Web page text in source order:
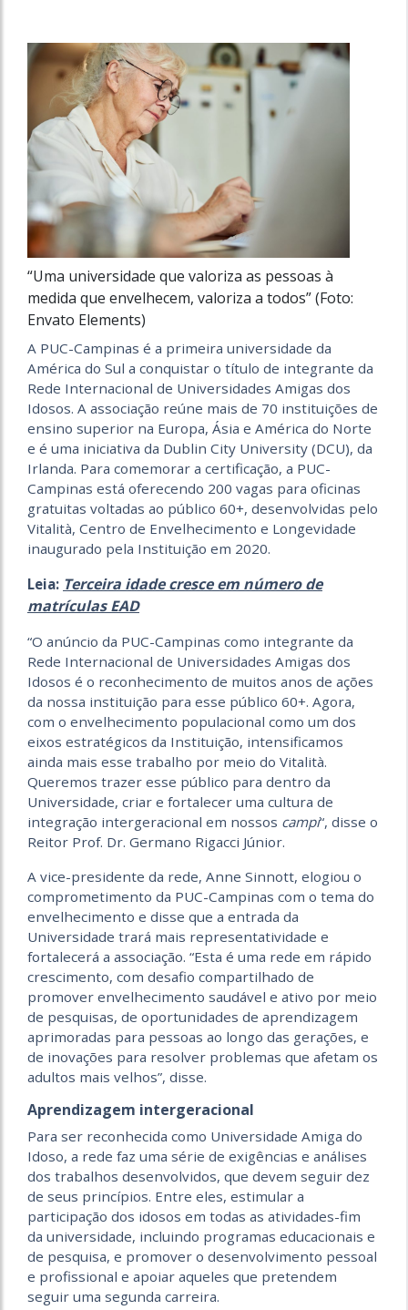
“Uma universidade que valoriza as pessoas à
medida que envelhecem, valoriza a todos” (Foto:
Envato Elements)
A PUC-Campinas é a primeira universidade da
América do Sul a conquistar o título de integrante da
Rede Internacional de Universidades Amigas dos
Idosos. A associação reúne mais de 70 instituições de
ensino superior na Europa, Ásia e América do Norte
e é uma iniciativa da Dublin City University (DCU), da
Irlanda. Para comemorar a certificação, a PUC-
Campinas está oferecendo 200 vagas para oficinas
gratuitas voltadas ao público 60+, desenvolvidas pelo
Vitalità, Centro de Envelhecimento e Longevidade
inaugurado pela Instituição em 2020.
Leia: Terceira idade cresce em número de
matrículas EAD
“O anúncio da PUC-Campinas como integrante da
Rede Internacional de Universidades Amigas dos
Idosos é o reconhecimento de muitos anos de ações
da nossa instituição para esse público 60+. Agora,
com o envelhecimento populacional como um dos
eixos estratégicos da Instituição, intensificamos
ainda mais esse trabalho por meio do Vitalità.
Queremos trazer esse público para dentro da
Universidade, criar e fortalecer uma cultura de
integração intergeracional em nossos campi“, disse o
Reitor Prof. Dr. Germano Rigacci Júnior.
A vice-presidente da rede, Anne Sinnott, elogiou o
comprometimento da PUC-Campinas com o tema do
envelhecimento e disse que a entrada da
Universidade trará mais representatividade e
fortalecerá a associação. “Esta é uma rede em rápido
crescimento, com desafio compartilhado de
promover envelhecimento saudável e ativo por meio
de pesquisas, de oportunidades de aprendizagem
aprimoradas para pessoas ao longo das gerações, e
de inovações para resolver problemas que afetam os
adultos mais velhos”, disse.
Aprendizagem intergeracional
Para ser reconhecida como Universidade Amiga do
Idoso, a rede faz uma série de exigências e análises
dos trabalhos desenvolvidos, que devem seguir dez
de seus princípios. Entre eles, estimular a
participação dos idosos em todas as atividades-fim
da universidade, incluindo programas educacionais e
de pesquisa, e promover o desenvolvimento pessoal
e profissional e apoiar aqueles que pretendem
seguir uma segunda carreira.